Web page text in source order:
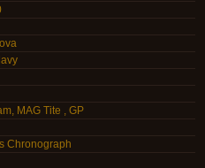
MAG Tite , GP
Chronograph